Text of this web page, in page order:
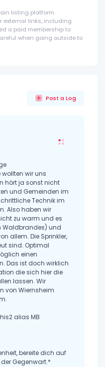
listing platform.
external links, including
a paid membership to
when going outside to
Post a Log
wir uns
hört ja sonst nicht
und Gemeinden im
Technik im
Also haben wir
zu warm und es
Waldbrandes) und
allem. Die Sprinkler,
sind. Optimal
einen
Das ist doch wirklich
die sich hier die
lassen. Wir
von Wiernsheim
alias MB
bereite dich auf
Gegenwart.*